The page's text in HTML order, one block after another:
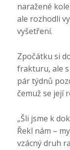
naražené
ale rozhodli
vyšetření.
Zpočátku si
frakturu, ale
pár týdnů
čemuž se její
„Šli jsme k
Řekl nám –
vzácný druh